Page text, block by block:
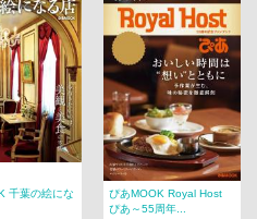
千葉の絵にな
ぴあMOOK Royal Host
ぴあ～55周年...